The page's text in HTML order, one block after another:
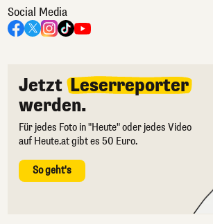
Social Media
Jetzt Leserreporter
werden.
Für jedes Foto in "Heute" oder jedes Video
auf Heute.at gibt es 50 Euro.
So geht's